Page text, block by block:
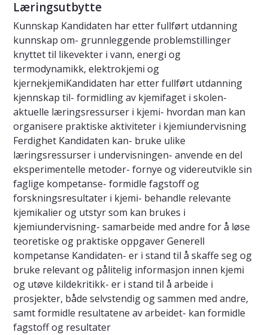
Læringsutbytte
Kunnskap Kandidaten har etter fullført utdanning
kunnskap om- grunnleggende problemstillinger
knyttet til likevekter i vann, energi og
termodynamikk, elektrokjemi og
kjernekjemiKandidaten har etter fullført utdanning
kjennskap til- formidling av kjemifaget i skolen-
aktuelle læringsressurser i kjemi- hvordan man kan
organisere praktiske aktiviteter i kjemiundervisning
Ferdighet Kandidaten kan- bruke ulike
læringsressurser i undervisningen- anvende en del
eksperimentelle metoder- fornye og videreutvikle sin
faglige kompetanse- formidle fagstoff og
forskningsresultater i kjemi- behandle relevante
kjemikalier og utstyr som kan brukes i
kjemiundervisning- samarbeide med andre for å løse
teoretiske og praktiske oppgaver Generell
kompetanse Kandidaten- er i stand til å skaffe seg og
bruke relevant og pålitelig informasjon innen kjemi
og utøve kildekritikk- er i stand til å arbeide i
prosjekter, både selvstendig og sammen med andre,
samt formidle resultatene av arbeidet- kan formidle
fagstoff og resultater